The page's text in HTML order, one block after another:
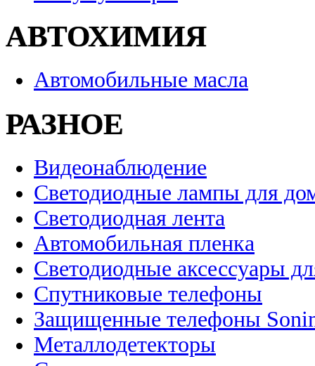
АВТОХИМИЯ
Автомобильные масла
РАЗНОЕ
Видеонаблюдение
Светодиодные лампы для
Светодиодная лента
Автомобильная пленка
Светодиодные аксессуары
Спутниковые телефоны
Защищенные телефоны
Металлодетекторы